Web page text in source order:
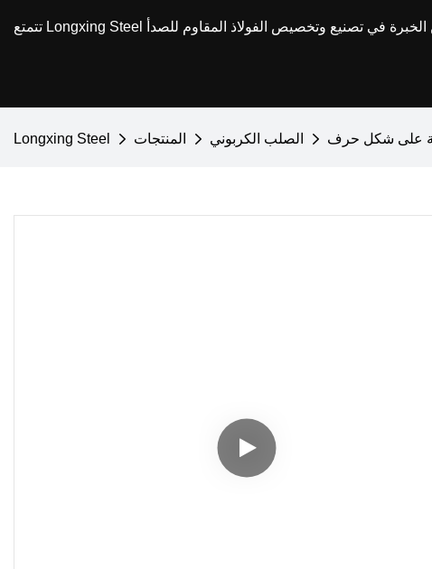
Longxing Steel المنتجات الصلب الكربوني